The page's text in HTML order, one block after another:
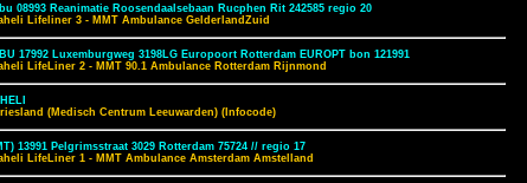
08993 Reanimatie Roosendaalsebaan Rucphen Rit 242585 regio 20
Lifeliner 3 - MMT Ambulance GelderlandZuid
17992 Luxemburgweg 3198LG Europoort Rotterdam EUROPT bon 121991
LifeLiner 2 - MMT 90.1 Ambulance Rotterdam Rijnmond
(Medisch Centrum Leeuwarden) (Infocode)
13991 Pelgrimsstraat 3029 Rotterdam 75724 // regio 17
LifeLiner 1 - MMT Ambulance Amsterdam Amstelland